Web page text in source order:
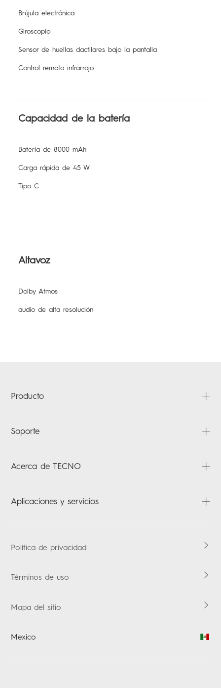
Brújula electrónica
Giroscopio
Sensor de huellas dactilares bajo la pantalla
Control remoto infrarrojo
Capacidad de la batería
Batería de 8000 mAh
Carga rápida de 45 W
Tipo C
Altavoz
Dolby Atmos
audio de alta resolución
Producto
Soporte
Acerca de TECNO
Aplicaciones y servicios
Boomplay Music Boomplay
Política de privacidad
Términos de uso
Mapa del sitio
Mexico